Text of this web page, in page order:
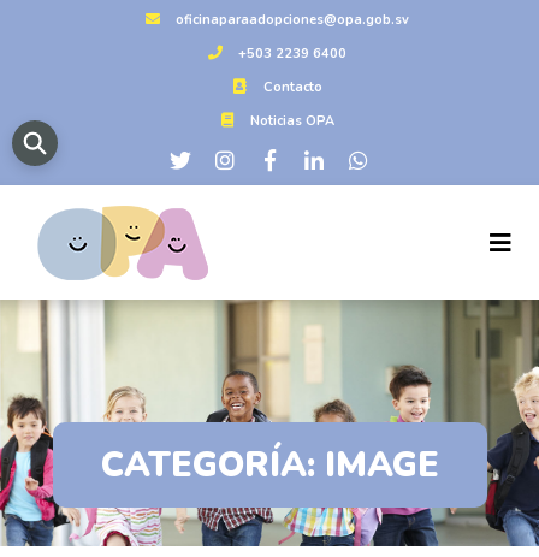
oficinaparaadopciones@opa.gob.sv
+503 2239 6400
Contacto
Noticias OPA
CATEGORÍA: IMAGE